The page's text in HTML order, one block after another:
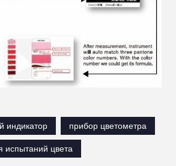
индикатор
прибор цветометра
испытаний цвета